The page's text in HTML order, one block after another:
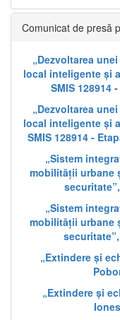
Comunicat de presă
„Dezvoltarea
local inteligente și
SMIS 128914
„Dezvoltarea
local inteligente și
SMIS 128914 -
„Sistem
mobilității urbane
„Sistem
mobilității urbane
„Extindere și
„Extindere și